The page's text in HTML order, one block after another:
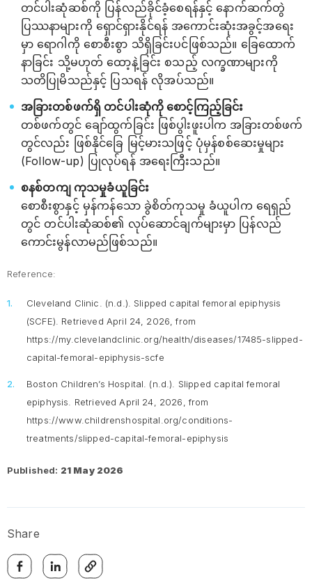
တင်ပါးဆုံဆစ်ကို ပြန်လည်ခိုင်ခံ့စေရန်နှင့် နောက်ဆက်တွဲ
ပြဿနာများကို ရှောင်ရှားနိုင်ရန် အကောင်းဆုံးအခွင့်အရေး
မှာ ရောဂါကို စောစီးစွာ သိရှိခြင်းပင်ဖြစ်သည်။ ခြေထောက်
နာခြင်း သို့မဟုတ် ထော့နဲ့ခြင်း စသည့် လက္ခဏာများကို
သတိပြုမိသည်နှင့် ပြသရန် လိုအပ်သည်။
အခြားတစ်ဖက်ရှိ တင်ပါးဆုံကို စောင့်ကြည့်ခြင်း
တစ်ဖက်တွင် ချော်ထွက်ခြင်း ဖြစ်ပွါးဖူးပါက အခြားတစ်ဖက်
တွင်လည်း ဖြစ်နိုင်ခြေ မြင့်မားသဖြင့် ပုံမှန်စစ်ဆေးမှုများ
(Follow-up) ပြုလုပ်ရန် အရေးကြီးသည်။
စနစ်တကျ ကုသမှုခံယူခြင်း
စောစီးစွာနှင့် မှန်ကန်သော ခွဲစိတ်ကုသမှု ခံယူပါက ရေရှည်
တွင် တင်ပါးဆုံဆစ်၏ လုပ်ဆောင်ချက်များမှာ ပြန်လည်
ကောင်းမွန်လာမည်ဖြစ်သည်။
Reference:
Cleveland Clinic. (n.d.). Slipped capital femoral epiphysis
(SCFE). Retrieved April 24, 2026, from
https://my.clevelandclinic.org/health/diseases/17485-slipped-
capital-femoral-epiphysis-scfe
Boston Children’s Hospital. (n.d.). Slipped capital femoral
epiphysis.
Retrieved April 24, 2026, from
https://www.childrenshospital.org/conditions-
treatments/slipped-capital-femoral-epiphysis
Published: 21 May 2026
Share